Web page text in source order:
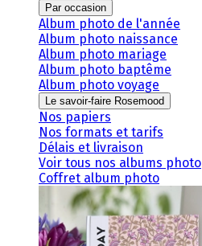
Par occasion
Album photo de l'année
Album photo naissance
Album photo mariage
Album photo baptême
Album photo voyage
Le savoir-faire Rosemood
Nos papiers
Nos formats et tarifs
Délais et livraison
Voir tous nos albums photo
Coffret album photo